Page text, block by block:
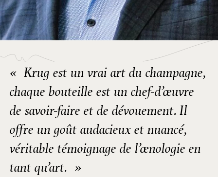
« Krug est un vrai art du champagne,
chaque bouteille est un chef-d’œuvre
de savoir-faire et de dévouement. Il
offre un goût audacieux et nuancé,
véritable témoignage de l’œnologie en
tant qu’art. »